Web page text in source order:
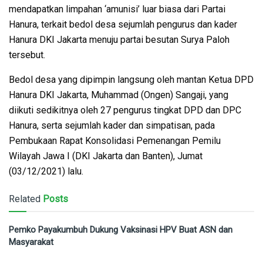
mendapatkan limpahan ‘amunisi’ luar biasa dari Partai
Hanura, terkait bedol desa sejumlah pengurus dan kader
Hanura DKI Jakarta menuju partai besutan Surya Paloh
tersebut.
Bedol desa yang dipimpin langsung oleh mantan Ketua DPD
Hanura DKI Jakarta, Muhammad (Ongen) Sangaji, yang
diikuti sedikitnya oleh 27 pengurus tingkat DPD dan DPC
Hanura, serta sejumlah kader dan simpatisan, pada
Pembukaan Rapat Konsolidasi Pemenangan Pemilu
Wilayah Jawa I (DKI Jakarta dan Banten), Jumat
(03/12/2021) lalu.
Related Posts
Pemko Payakumbuh Dukung Vaksinasi HPV Buat ASN dan
Masyarakat